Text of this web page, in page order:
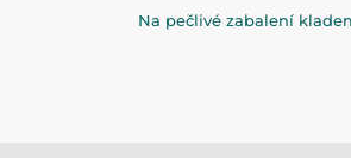
Na pečlivé zabalení